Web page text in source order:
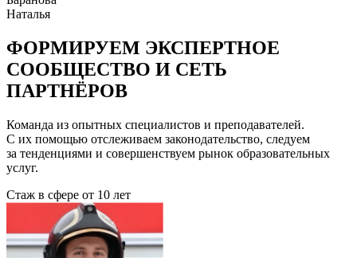
Наталья
ФОРМИРУЕМ ЭКСПЕРТНОЕ
СООБЩЕСТВО И СЕТЬ
ПАРТНЁРОВ
Команда из опытных специалистов и преподавателей.
С их помощью отслеживаем законодательство, следуем
за тенденциями и совершенствуем рынок образовательных
услуг.
Стаж в сфере от 10 лет